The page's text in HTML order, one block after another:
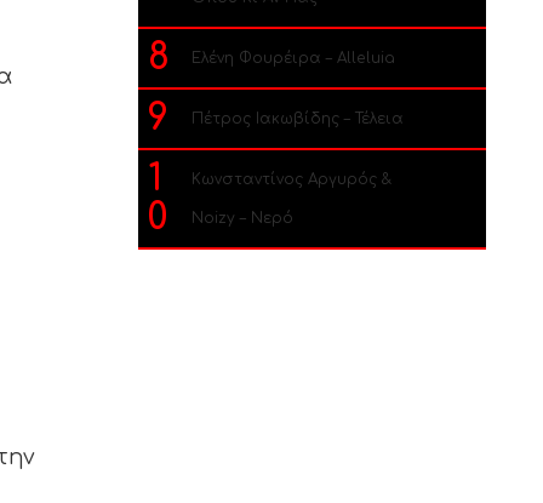
8 Ελένη Φουρέιρα – Alleluia
9 Πέτρος Ιακωβίδης – Τέλεια
1
0
Κωνσταντίνος Αργυρός &
Noizy – Νερό